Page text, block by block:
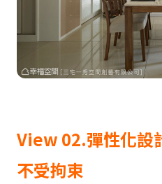
View 02.彈性化設
不受拘束